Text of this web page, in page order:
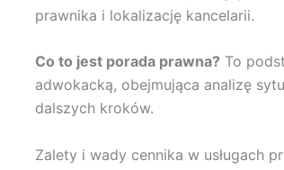
prawnika i lokalizację kancelarii.
Co to jest porada prawna? To
adwokacką, obejmująca analizę
dalszych kroków.
Zalety i wady cennika w usługach